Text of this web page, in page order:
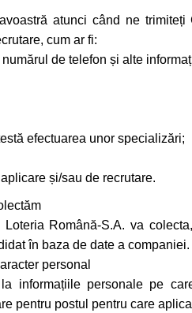
atunci când ne
cum ar fi:
de telefon și alte
efectuarea unor specializări;
și/sau de recrutare.
Română-S.A. va
în baza de date a companiei.
personal
informațiile personale pe
pentru postul pentru care